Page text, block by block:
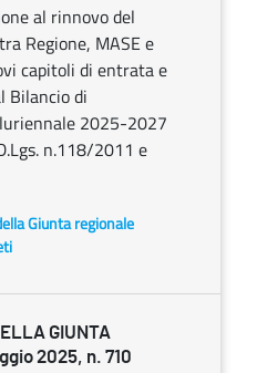
al rinnovo del
Regione, MASE e
capitoli di entrata e
Bilancio di
2025-2027
n.118/2011 e
Giunta regionale
GIUNTA
2025, n. 710